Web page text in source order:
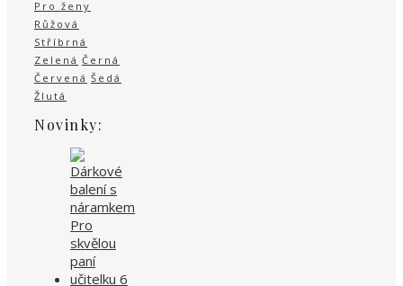
Pro ženy
Růžová
Stříbrná
Zelená Černá
Červená Šedá
Žlutá
Novinky: